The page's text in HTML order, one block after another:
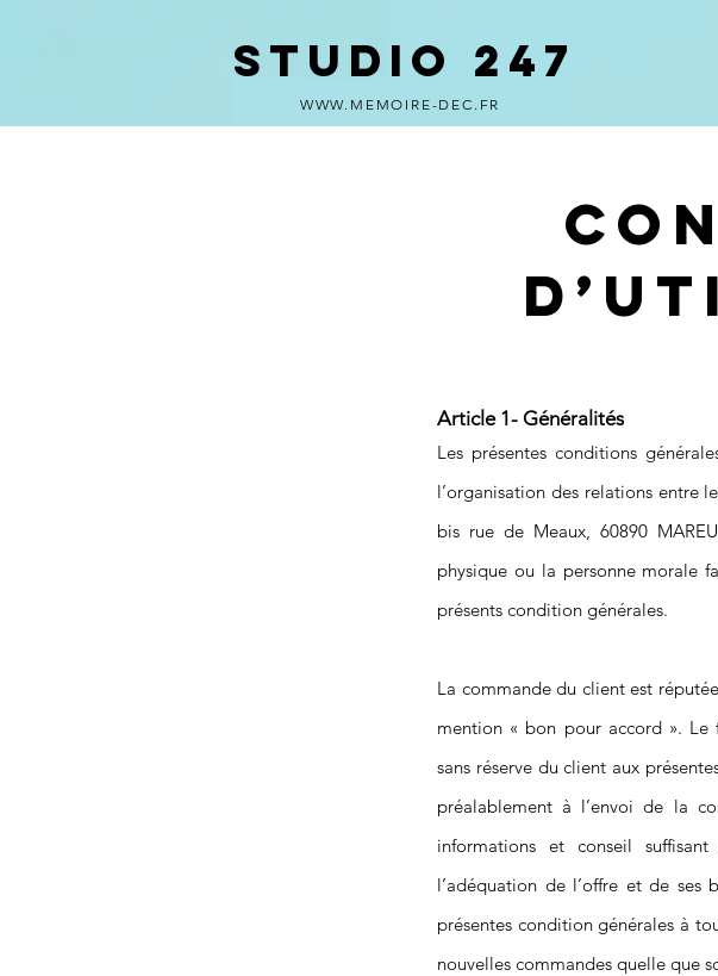
STUDIO 247
WWW.MEMOIRE-DEC.FR
Article 1- Généralités
Les présentes conditions
l’organisation des relations entre
bis rue de Meaux, 60890
physique ou la personne morale
présents condition générales.
La commande du client est
mention « bon pour accord ».
sans réserve du client aux
préalablement à l’envoi de la
informations et conseil
l’adéquation de l’offre et de ses
présentes condition générales à
nouvelles commandes quelle que